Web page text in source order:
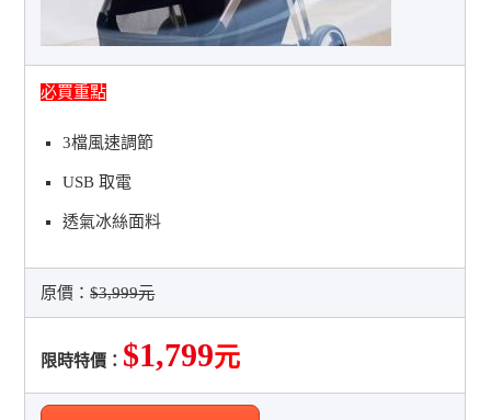
必買重點
3檔風速調節
USB 取電
透氣冰絲面料
原價：$3,999元
限時特價： $1,799元